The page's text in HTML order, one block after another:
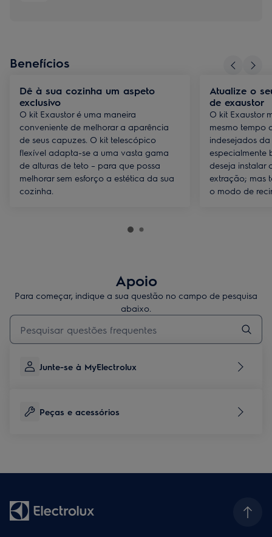
Benefícios
Dê à sua cozinha um aspeto
exclusivo
O kit Exaustor é uma maneira
conveniente de melhorar a aparência
de seus capuzes. O kit telescópico
flexível adapta-se a uma vasta gama
de alturas de teto – para que possa
melhorar sem esforço a estética da sua
cozinha.
Atualize o
de exaustor
O kit Exaustor
mesmo tempo
indesejados
especialmente
deseja instalar
extração; mas
o modo de
Apoio
Para começar, indique a sua questão no campo de pesquisa
abaixo.
Type to search for support articles
Junte-se à MyElectrolux
Peças e acessórios